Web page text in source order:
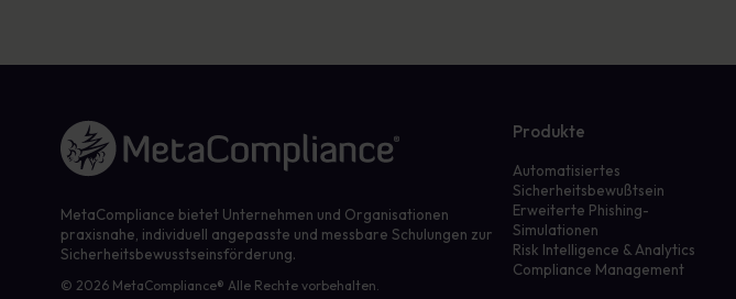
Link zur Homepage
MetaCompliance bietet Unternehmen und Organisationen
praxisnahe, individuell angepasste und messbare Schulungen zur
Sicherheitsbewusstseinsförderung.
© 2026 MetaCompliance® Alle Rechte vorbehalten.
Produkte
Automatisiertes
Sicherheitsbewußtsein
Erweiterte Phishing-
Simulationen
Risk Intelligence & Analytics
Compliance Management